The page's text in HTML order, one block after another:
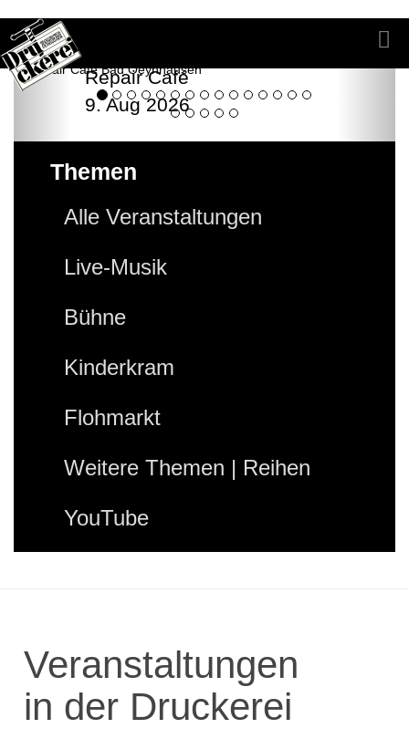
Repair Café
9. Aug 2026
Themen
Alle Veranstaltungen
Live-Musik
Bühne
Kinderkram
Flohmarkt
Weitere Themen | Reihen
YouTube
Veranstaltungen
in der Druckerei